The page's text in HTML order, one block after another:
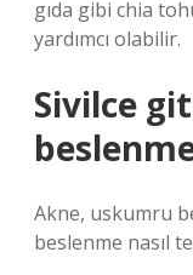
gıda gibi chia
yardımcı olabilir.
Sivilce
Akne, uskumru
beslenme nasıl